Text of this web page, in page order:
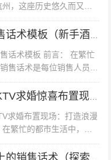
，这座历史悠久而又充
，夜晚总是充满了无尽的
天之后，人们渴望找到一
术模板 前言： 在繁忙
售话术是每位销售人员不
其是卖酒行业，掌握一套
仅能提升顾客的购买欲
婚布置现场：打造浪漫
繁忙的都市生活中，每
份属于自己的浪漫时刻。
为“人间天堂”的城市，更